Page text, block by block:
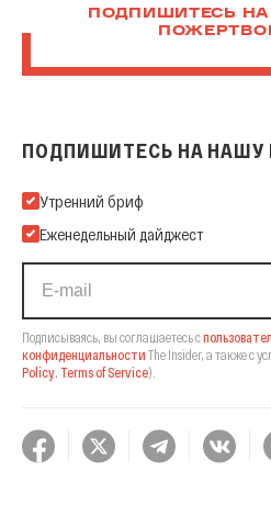
ПОДПИШИТЕСЬ
ПОДПИШИТЕСЬ НА НАШУ
Подпишитесь на нашу Email-
Утренний бриф
Еженедельный дайджест
Подписываясь, вы соглашаетесь с
конфиденциальности The Insider, а также с
Policy, Terms of Service).